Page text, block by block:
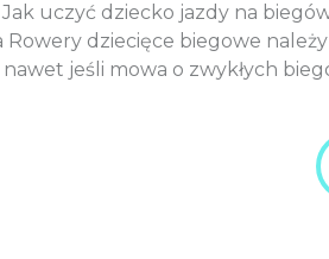
uczyć dziecko jazdy na
dziecięce biegowe
jeśli mowa o zwykłych